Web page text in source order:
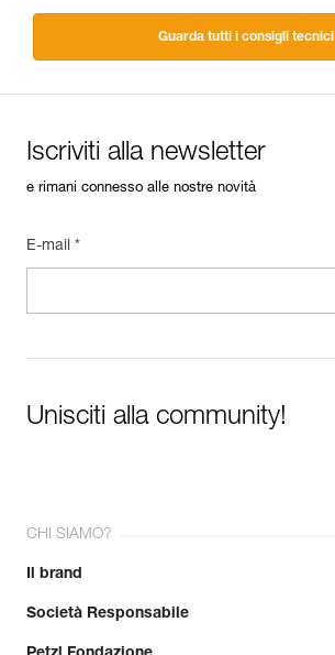
Guarda tutti i consigli tecnici
Iscriviti alla newsletter
e rimani connesso alle nostre novità
E-mail *
Unisciti alla community!
CHI SIAMO?
Il brand
Società Responsabile